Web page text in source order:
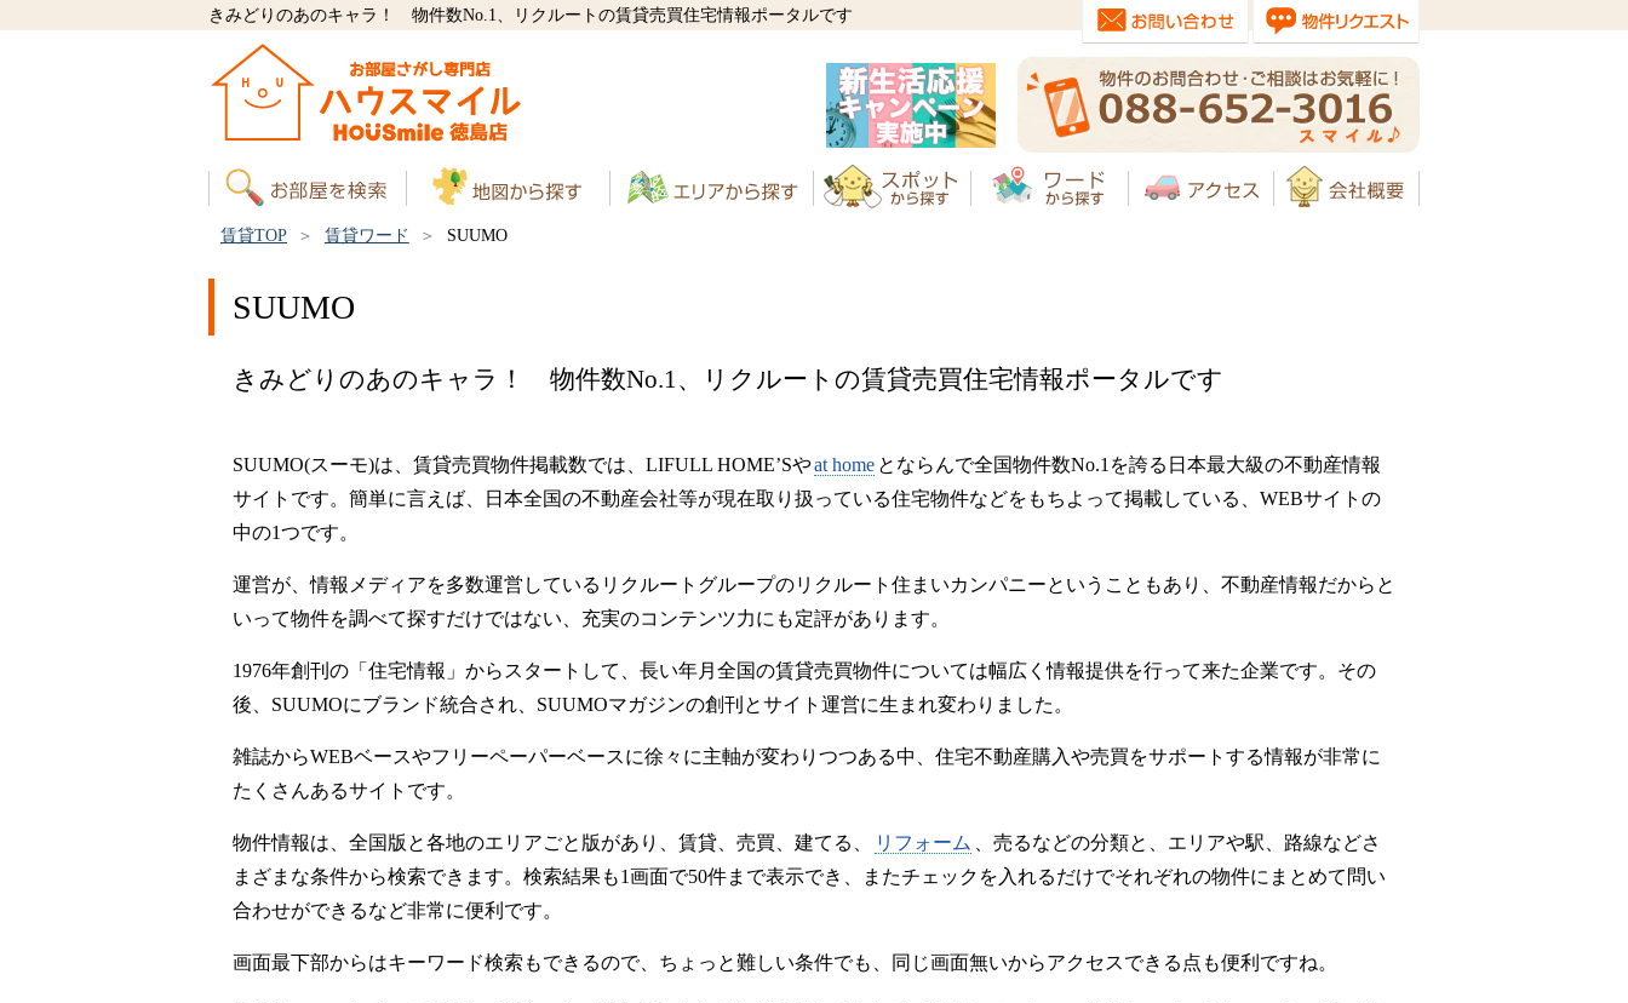
きみどりのあのキャラ！ 物件数No.1、リクルートの賃貸売買住宅情報ポータルです
賃貸TOP 賃貸ワード SUUMO
SUUMO
きみどりのあのキャラ！ 物件数No.1、リクルートの賃貸売買住宅情報ポータルです
SUUMO(スーモ)は、賃貸売買物件掲載数では、LIFULL HOME’Sやat home とならんで全国物件数No.1を誇る日本最大級の不動産情報
サイトです。簡単に言えば、日本全国の不動産会社等が現在取り扱っている住宅物件などをもちよって掲載している、WEBサイトの
中の1つです。
運営が、情報メディアを多数運営しているリクルートグループのリクルート住まいカンパニーということもあり、不動産情報だからと
いって物件を調べて探すだけではない、充実のコンテンツ力にも定評があります。
1976年創刊の「住宅情報」からスタートして、長い年月全国の賃貸売買物件については幅広く情報提供を行って来た企業です。その
後、SUUMOにブランド統合され、SUUMOマガジンの創刊とサイト運営に生まれ変わりました。
雑誌からWEBベースやフリーペーパーベースに徐々に主軸が変わりつつある中、住宅不動産購入や売買をサポートする情報が非常に
たくさんあるサイトです。
物件情報は、全国版と各地のエリアごと版があり、賃貸、売買、建てる、 リフォーム
、売るなどの分類と、エリアや駅、路線などさ
まざまな条件から検索できます。検索結果も1画面で50件まで表示でき、またチェックを入れるだけでそれぞれの物件にまとめて問い
合わせができるなど非常に便利です。
画面最下部からはキーワード検索もできるので、ちょっと難しい条件でも、同じ画面無いからアクセスできる点も便利ですね。